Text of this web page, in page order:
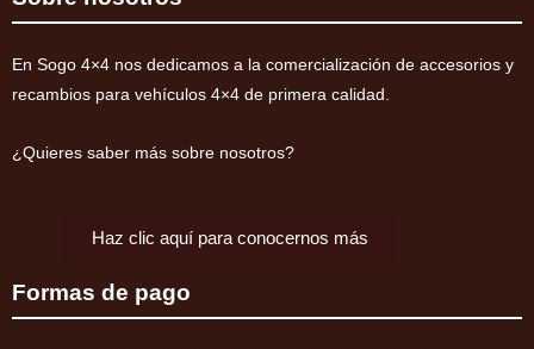
V60/V80
cantidad
En Sogo 4×4 nos dedicamos a la comercialización de accesorios y
recambios para vehículos 4×4 de primera calidad.
¿Quieres saber más sobre nosotros?
Haz clic aquí para conocernos más
Formas de pago